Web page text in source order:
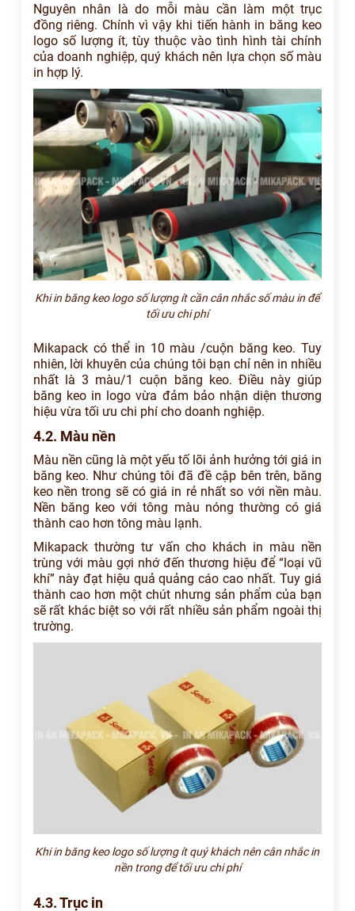
Nguyên nhân là do mỗi màu cần làm một trục
đồng riêng. Chính vì vậy khi tiến hành in băng keo
logo số lượng ít, tùy thuộc vào tình hình tài chính
của doanh nghiệp, quý khách nên lựa chọn số màu
in hợp lý.
Khi in băng keo logo số lượng ít cần cân nhắc số màu in để
tối ưu chi phí
Mikapack có thể in 10 màu /cuộn băng keo. Tuy
nhiên, lời khuyên của chúng tôi bạn chỉ nên in nhiều
nhất là 3 màu/1 cuộn băng keo. Điều này giúp
băng keo in logo vừa đảm bảo nhận diện thương
hiệu vừa tối ưu chi phí cho doanh nghiệp.
4.2. Màu nền
Màu nền cũng là một yếu tố lõi ảnh hưởng tới giá in
băng keo. Như chúng tôi đã đề cập bên trên, băng
keo nền trong sẽ có giá in rẻ nhất so với nền màu.
Nền băng keo với tông màu nóng thường có giá
thành cao hơn tông màu lạnh.
Mikapack thường tư vấn cho khách in màu nền
trùng với màu gợi nhớ đến thương hiệu để “loại vũ
khí” này đạt hiệu quả quảng cáo cao nhất. Tuy giá
thành cao hơn một chút nhưng sản phẩm của bạn
sẽ rất khác biệt so với rất nhiều sản phẩm ngoài thị
trường.
Khi in băng keo logo số lượng ít quý khách nên cân nhắc in
nền trong để tối ưu chi phí
4.3. Trục in